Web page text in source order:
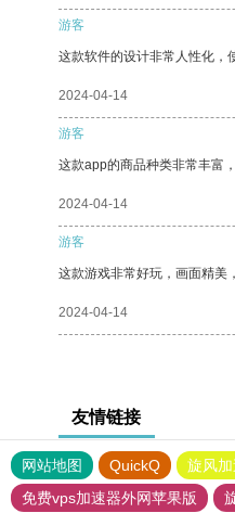
游客
这款软件的设计非常人性化，
2024-04-14
游客
这款app的商品种类非常丰富
2024-04-14
游客
这款游戏非常好玩，画面精美
2024-04-14
友情链接
网站地图 QuickQ 旋风
免费vps加速器外网苹果版